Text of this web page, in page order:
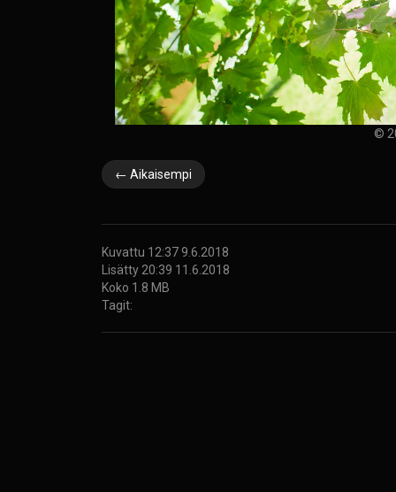
©
← Aikaisempi
Kuvattu 12:37 9.6.2018
Lisätty 20:39 11.6.2018
Koko 1.8 MB
Tagit: